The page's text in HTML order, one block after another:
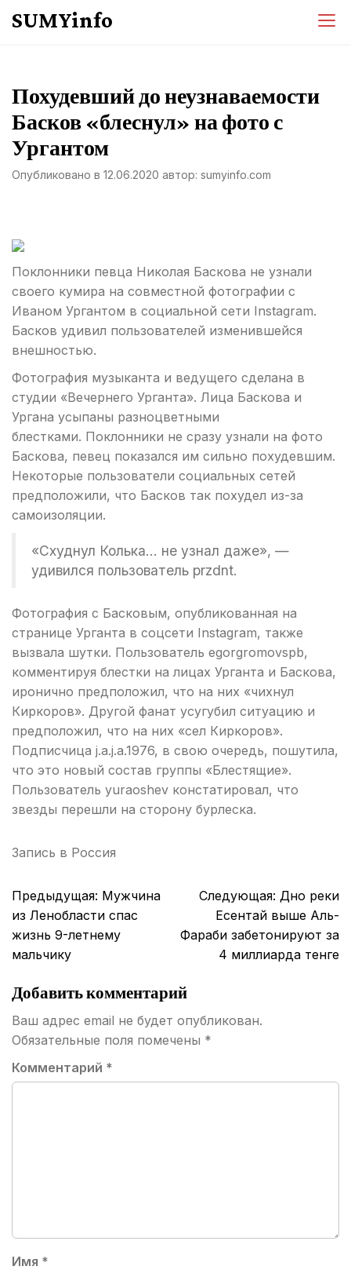
SUMYinfo
Похудевший до неузнаваемости
Басков «блеснул» на фото с
Ургантом
Опубликовано в 12.06.2020 автор: sumyinfo.com
Поклонники певца Николая Баскова не узнали
своего кумира на совместной фотографии с
Иваном Ургантом в социальной сети Instagram.
Басков удивил пользователей изменившейся
внешностью.
Фотография музыканта и ведущего сделана в
студии «Вечернего Урганта». Лица Баскова и
Ургана усыпаны разноцветными
блестками. Поклонники не сразу узнали на фото
Баскова, певец показался им сильно похудевшим.
Некоторые пользователи социальных сетей
предположили, что Басков так похудел из-за
самоизоляции.
«Схуднул Колька… не узнал даже», —
удивился пользователь przdnt.
Фотография с Басковым, опубликованная на
странице Урганта в соцсети Instagram, также
вызвала шутки. Пользователь egorgromovspb,
комментируя блестки на лицах Урганта и Баскова,
иронично предположил, что на них «чихнул
Киркоров». Другой фанат усугубил ситуацию и
предположил, что на них «сел Киркоров».
Подписчица j.a.j.a.1976, в свою очередь, пошутила,
что это новый состав группы «Блестящие».
Пользователь yuraoshev констатировал, что
звезды перешли на сторону бурлеска.
Запись в Россия
Навигация
по
записям
Предыдущая: Мужчина
из Ленобласти спас
жизнь 9-летнему
мальчику
Следующая: Дно реки
Есентай выше Аль-
Фараби забетонируют за
4 миллиарда тенге
Добавить комментарий
Ваш адрес email не будет опубликован.
Обязательные поля помечены *
Комментарий *
Имя *